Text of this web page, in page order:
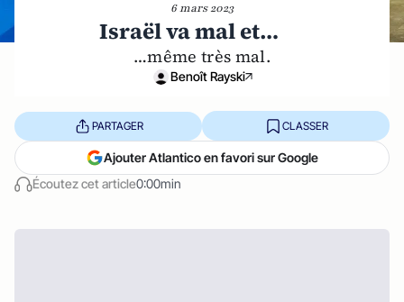
6 mars 2023
Israël va mal et…
…même très mal.
Benoît Rayski
Écoutez cet article0:00min
PARTAGER CLASSER
Ajouter Atlantico en favori sur Google